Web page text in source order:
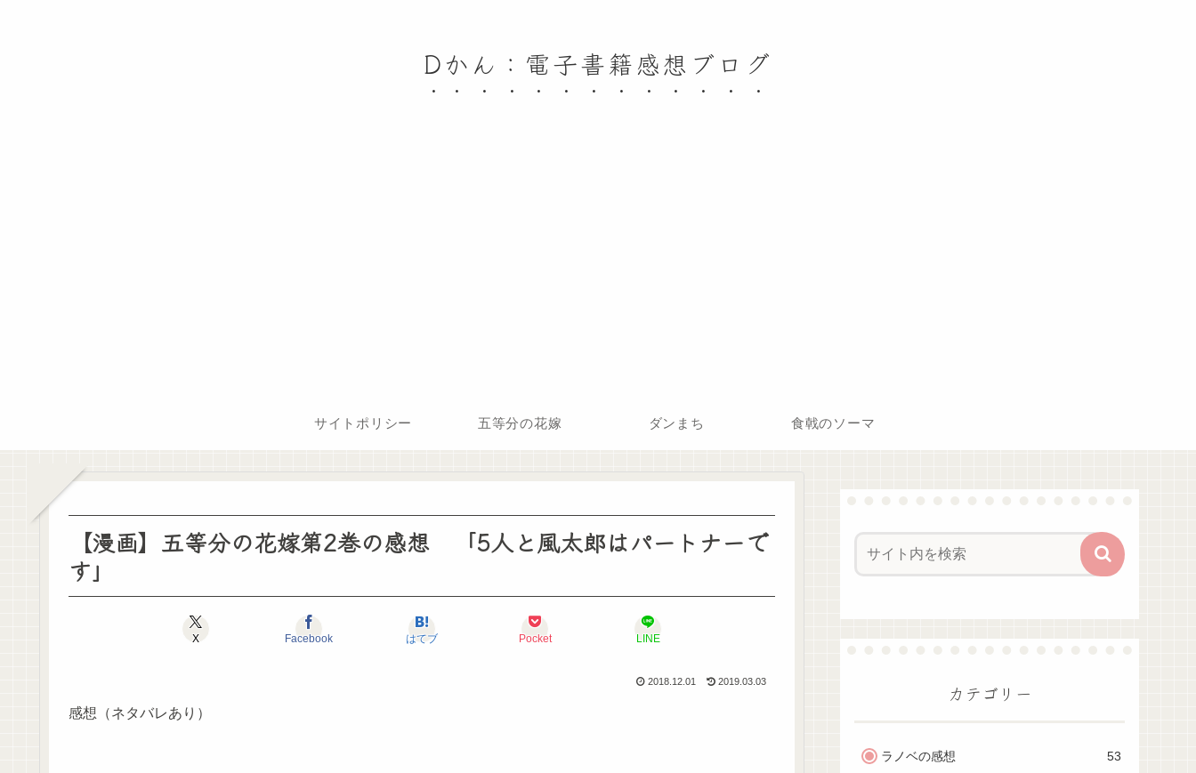
Dかん：電子書籍感想ブログ
サイトポリシー 五等分の花嫁 ダンまち 食戟のソーマ
【漫画】五等分の花嫁第2巻の感想 「5人と風太郎はパートナーで
す」
X Facebook はてブ Pocket LINE
2018.12.01 2019.03.03
感想（ネタバレあり）
カテゴリー
ラノベの感想 53